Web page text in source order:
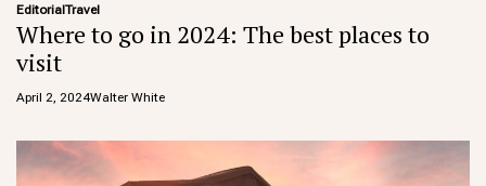
EditorialTravel
Where to go in 2024: The best places to
visit
April 2, 2024Walter White